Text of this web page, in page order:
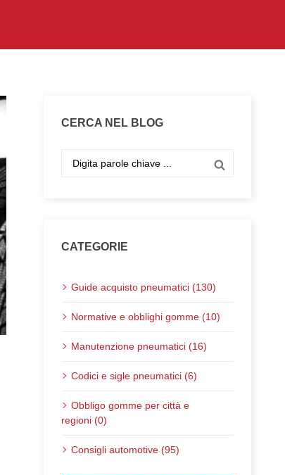
CERCA NEL BLOG
CATEGORIE
Guide acquisto pneumatici (130)
Normative e obblighi gomme (10)
Manutenzione pneumatici (16)
Codici e sigle pneumatici (6)
Obbligo gomme per città e
regioni (0)
Consigli automotive (95)